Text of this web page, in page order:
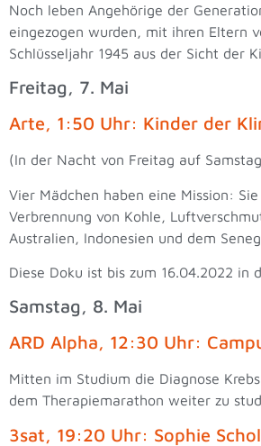
Noch leben Angehörige der
eingezogen wurden, mit ihren Eltern
Schlüsseljahr 1945 aus der Sicht der
Freitag, 7. Mai
Arte, 1:50 Uhr: Kinder der
(In der Nacht von Freitag auf
Vier Mädchen haben eine Mission:
Verbrennung von Kohle,
Australien, Indonesien und dem
Diese Doku ist bis zum 16.04.2022 in
Samstag, 8. Mai
ARD Alpha, 12:30 Uhr:
Mitten im Studium die Diagnose
dem Therapiemarathon weiter zu
3sat, 19:20 Uhr: Sophie